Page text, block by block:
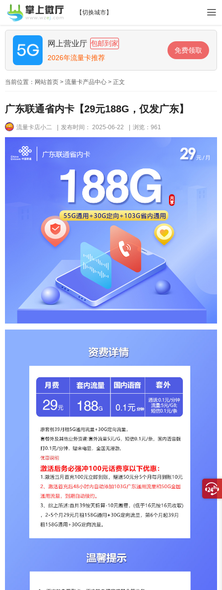
【切换城市】
网上营业厅 包邮到家
2026年流量卡推荐
免费领取
当前位置： 网站首页 > 流量卡产品中心 > 正文
广东联通省内卡【29元188G，仅发广东】
流量卡店小二 发布时间： 2025-06-22 浏览：961